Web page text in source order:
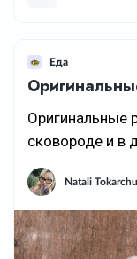
Еда
Оригинальные
сковороде и в
Natali